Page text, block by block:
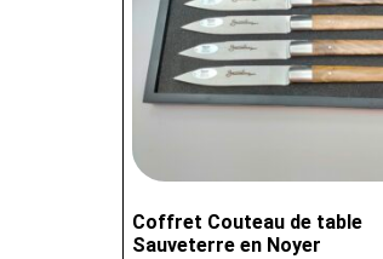
Coffret Couteau de table
Sauveterre en Noyer